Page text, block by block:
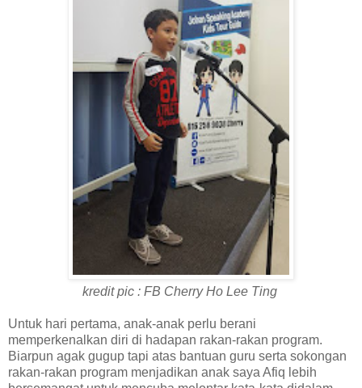
kredit pic : FB Cherry Ho Lee Ting
Untuk hari pertama, anak-anak perlu berani
memperkenalkan diri di hadapan rakan-rakan program.
Biarpun agak gugup tapi atas bantuan guru serta sokongan
rakan-rakan program menjadikan anak saya Afiq lebih